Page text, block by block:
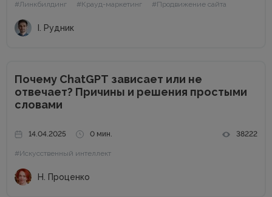
которых есть и PBN. При этом PBN разделяются...
#Линкбилдинг #Крауд-маркетинг #Продвижение сайта
І. Рудник
Почему ChatGPT зависает или не
отвечает? Причины и решения простыми
словами
14.04.2025 0 мин. 38222
#Искусственный интеллект
Н. Проценко